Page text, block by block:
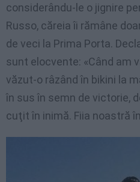
considerându-le o jignire
Russo, căreia îi rămâne
de veci la Prima Porta.
sunt elocvente: «Când am
văzut-o râzând în bikini la
în sus în semn de victorie,
cuţit în inimă. Fiia noastră